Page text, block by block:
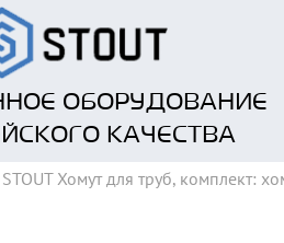
ОБОРУДОВАНИЕ
КАЧЕСТВА
STOUT Хомут для труб, комплект: